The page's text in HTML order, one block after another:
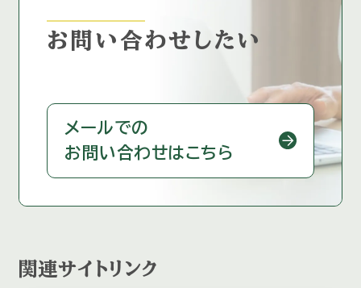
お問い合わせしたい
メールでの
お問い合わせはこちら
関連サイトリンク